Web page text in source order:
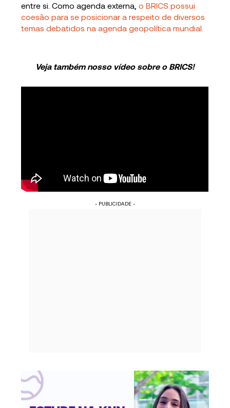
entre si. Como agenda externa,o BRICS possui
coesão para se posicionar a respeito de diversos
temas debatidos na agenda geopolítica mundial
Veja também nosso vídeo sobre o BRICS!
- PUBLICIDADE -